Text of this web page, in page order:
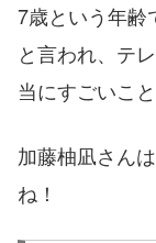
7歳という年齢
と言われ、テ
当にすごいこと
加藤柚凪さん
ね！